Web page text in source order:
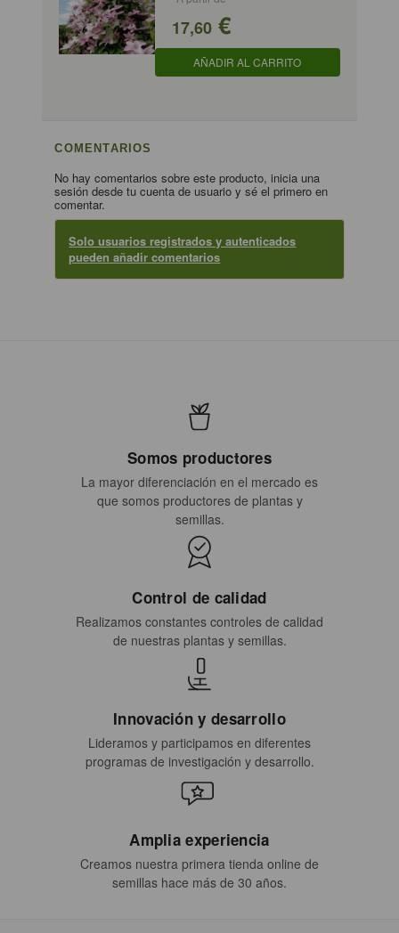
17,60€
AÑADIR AL CARRITO
COMENTARIOS
No hay comentarios sobre este producto, inicia una
sesión desde tu cuenta de usuario y sé el primero en
comentar.
Solo usuarios registrados y autenticados
pueden añadir comentarios
Somos productores
La mayor diferenciación en el mercado es
que somos productores de plantas y
semillas.
Control de calidad
Realizamos constantes controles de calidad
de nuestras plantas y semillas.
Innovación y desarrollo
Lideramos y participamos en diferentes
programas de investigación y desarrollo.
Amplia experiencia
Creamos nuestra primera tienda online de
semillas hace más de 30 años.